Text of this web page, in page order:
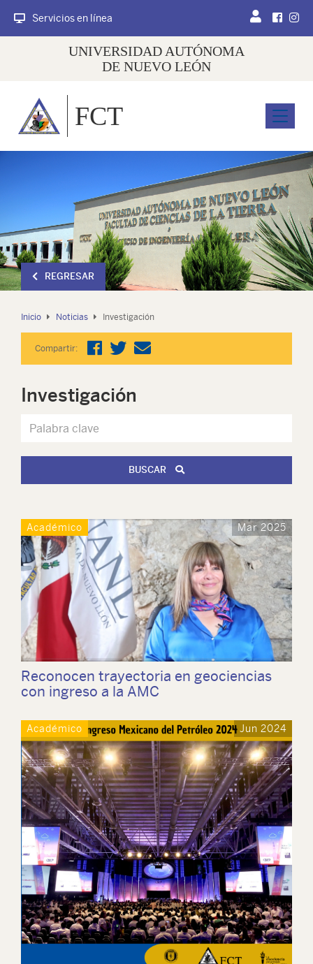
Servicios en línea
UNIVERSIDAD AUTÓNOMA
DE NUEVO LEÓN
Menu
FCT
REGRESAR
Inicio Noticias Investigación
Compartir:
Investigación
BUSCAR
Académico Mar 2025
Reconocen trayectoria en geociencias
con ingreso a la AMC
Académico Jun 2024